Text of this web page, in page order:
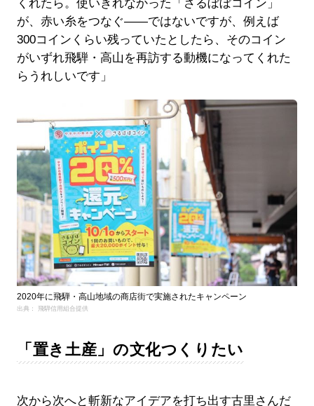
くれたら。使いきれなかった「さるぼぼコイン」
が、赤い糸をつなぐ――ではないですが、例えば
300コインくらい残っていたとしたら、そのコイン
がいずれ飛騨・高山を再訪する動機になってくれた
らうれしいです」
2020年に飛騨・高山地域の商店街で実施されたキャンペーン
出典： 飛騨信用組合提供
「置き土産」の文化つくりたい
次から次へと斬新なアイデアを打ち出す古里さんだ